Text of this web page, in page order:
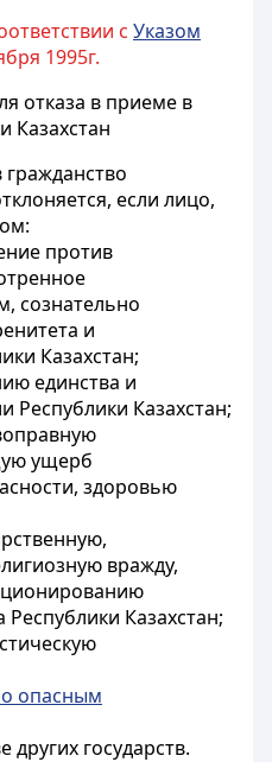
с Указом
1995г.
отказа в приеме в
Казахстан
если лицо,
против
сознательно
и
Казахстан;
единства и
Республики Казахстан;
ущерб
здоровью
вражду,
Республики Казахстан;
опасным
других государств.